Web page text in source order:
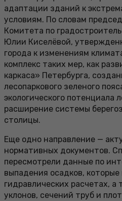
адаптации зданий к
условиям. По словам
Комитета по
Юлии Киселёвой,
города к изменениям
комплекс таких мер, как
каркаса» Петербурга,
лесопаркового зеленого
экологического потенциала
расширение системы
столицы.
Еще одно направление —
нормативных документов.
пересмотрели данные по
выпадения осадков,
гидравлических расчетах,
уклонов, сечений труб и